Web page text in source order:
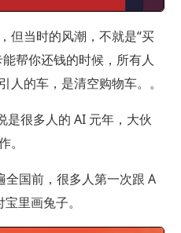
但当时的风潮，不就是“买
帮你还钱的时候，所有人
人的车，是清空购物车。。
是很多人的 AI 元年，大伙
。
国前，很多人第一次跟 A
里画兔子。